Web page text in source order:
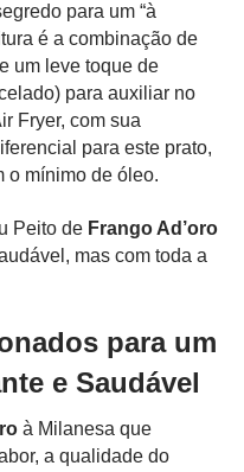
para um “à
é a combinação de
um leve toque de
para auxiliar no
Fryer, com sua
para este prato,
o mínimo de óleo.
Peito de Frango Ad’oro
mas com toda a
para um
e Saudável
à Milanesa que
a qualidade do